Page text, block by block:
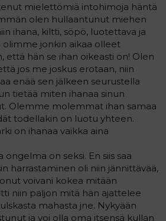
mielettömiä intohimoja häntä
olen hullaantunut miehen
ihana, kiltti, söpö, luotettava ja
jonkin aikaa olleet
että hän se ihan oikeasti on! Olen
jos me joskus erotaan, niin
enää sen jälkeen seurustella
tietää miten ihanaa sinun
Olemme molemmat ihan samaa
todellakin on luotu yhteen.
on ihanaa vaikka aina
on seksi. En siis saa
harrastaminen oli niin jännittävää,
voivani kokea mitään
niin paljon mitä hän ajattelee
mahasta jne. Nykyään
ja voi olla oma itsensä kullan